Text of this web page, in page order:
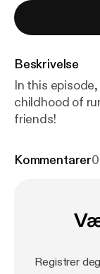
Beskrivelse
In this
childhood of running away.
friends!
Kommentarer0
Registrer